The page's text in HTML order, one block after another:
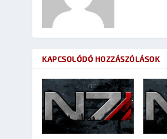
KAPCSOLÓDÓ HOZZÁSZÓLÁSOK